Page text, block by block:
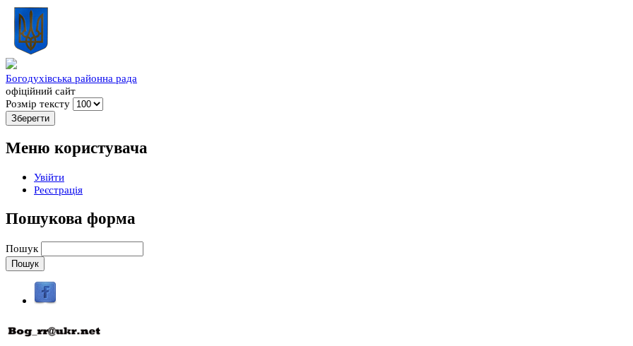
Богодухівська районна рада
офіційний сайт
Розмір тексту
Меню користувача
Увійти
Реєстрація
Пошукова форма
Пошук